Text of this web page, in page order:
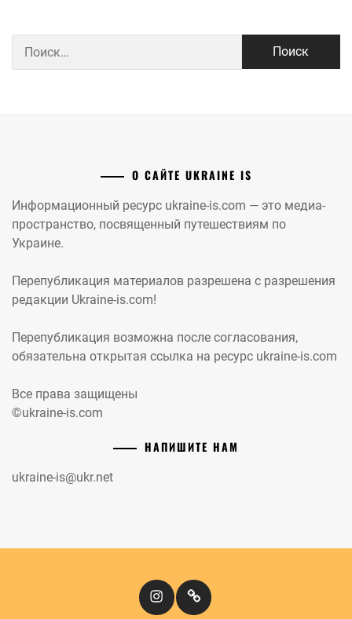
О САЙТЕ UKRAINE IS
Информационный ресурс ukraine-is.com — это медиа-
пространство, посвященный путешествиям по
Украине.
Перепубликация материалов разрешена с разрешения
редакции Ukraine-is.com!
Перепубликация возможна после согласования,
обязательна открытая ссылка на ресурс ukraine-is.com
Все права защищены
©ukraine-is.com
НАПИШИТЕ НАМ
ukraine-is@ukr.net
InstagramКіномандри